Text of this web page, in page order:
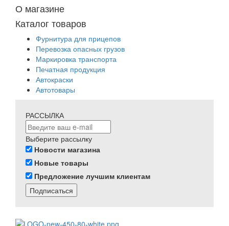
О магазине
Каталог товаров
Фурнитура для прицепов
Перевозка опасных грузов
Маркировка транспорта
Печатная продукция
Автокраски
Автотовары
РАССЫЛКА
Выберите рассылку
Новости магазина
Новые товары
Предложение лучшим клиентам
Подписаться